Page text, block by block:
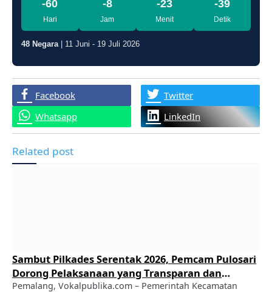
-60
Hari
-8
Jam
-23
Menit
-40
Detik
48 Negara| 11 Juni - 19 Juli 2026
Facebook
Twitter
Whatsapp
LinkedIn
Related post
Sambut Pilkades Serentak 2026, Pemcam Pulosari
Dorong Pelaksanaan yang Transparan dan
Demokratis
Pemalang, Vokalpublika.com – Pemerintah Kecamatan